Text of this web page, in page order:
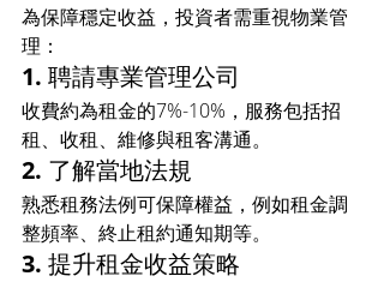
為保障穩定收益，投資者需重視物業管
理：
1. 聘請專業管理公司
收費約為租金的7%-10%，服務包括招
租、收租、維修與租客溝通。
2. 了解當地法規
熟悉租務法例可保障權益，例如租金調
整頻率、終止租約通知期等。
3. 提升租金收益策略